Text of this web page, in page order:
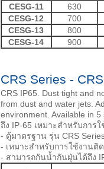
CESG-11
630
CESG-12
700
CESG-13
800
CESG-14
900
CRS Series -
CRS IP65. Dust tight and
from dust and water jets.
environment. Available in
ถึง IP-65 เหมาะสำหรับการ
- ตู้มาตรฐาน รุ่น CRS
- เหมาะสำหรับการใช้งานติ
- สามารถกันน้ำกันฝุ่นได้ถึง